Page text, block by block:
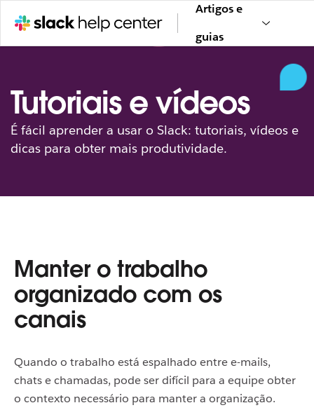
Artigos e
guias
Tutoriais e vídeos
É fácil aprender a usar o Slack: tutoriais, vídeos e
dicas para obter mais produtividade.
Manter o trabalho
organizado com os
canais
Quando o trabalho está espalhado entre e-mails,
chats e chamadas, pode ser difícil para a equipe obter
o contexto necessário para manter a organização.